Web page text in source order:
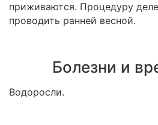
приживаются. Процедуру
проводить ранней весной.
Болезни и
Водоросли.